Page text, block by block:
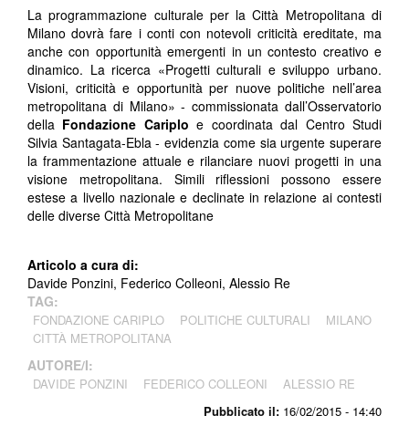
Pubblicato il: 16/02/2015 - 14:40
La programmazione culturale per la Città Metropolitana di
Milano dovrà fare i conti con notevoli criticità ereditate, ma
anche con opportunità emergenti in un contesto creativo e
dinamico. La ricerca «Progetti culturali e sviluppo urbano.
Visioni, criticità e opportunità per nuove politiche nell’area
metropolitana di Milano» - commissionata dall’Osservatorio
della Fondazione Cariplo e coordinata dal Centro Studi
Silvia Santagata-Ebla - evidenzia come sia urgente superare
la frammentazione attuale e rilanciare nuovi progetti in una
visione metropolitana. Simili riflessioni possono essere
estese a livello nazionale e declinate in relazione ai contesti
delle diverse Città Metropolitane
Articolo a cura di:
Davide Ponzini, Federico Colleoni, Alessio Re
TAG:
FONDAZIONE CARIPLO POLITICHE CULTURALI
MILANO
CITTÀ METROPOLITANA
AUTORE/I:
DAVIDE PONZINI FEDERICO COLLEONI ALESSIO RE